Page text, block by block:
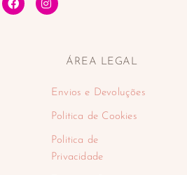
ÁREA LEGAL
Envios e Devoluções
Politica de Cookies
Politica de
Privacidade